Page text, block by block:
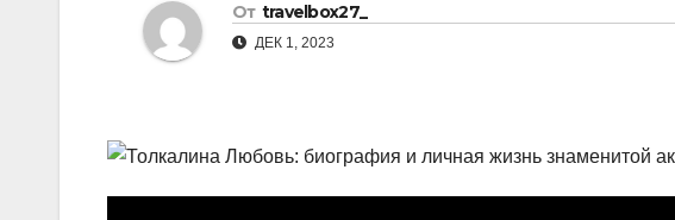
От travelbox27_
ДЕК 1, 2023